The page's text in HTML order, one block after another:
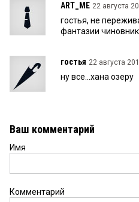
ART_ME 22 августа
гостья, не
фантазии
гостья 22 августа
ну все...хана озеру
Ваш комментарий
Имя
Комментарий